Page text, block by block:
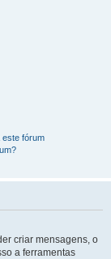
este fórum
criar mensagens, o
a ferramentas